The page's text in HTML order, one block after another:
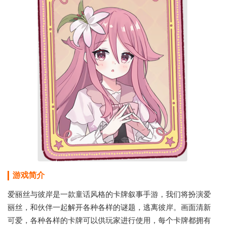
游戏简介
爱丽丝与彼岸是一款童话风格的卡牌叙事手游，我们将扮演爱
丽丝，和伙伴一起解开各种各样的谜题，逃离彼岸。画面清新
可爱，各种各样的卡牌可以供玩家进行使用，每个卡牌都拥有